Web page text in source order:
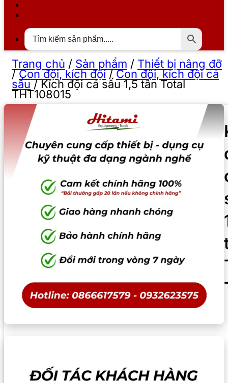
Trang chủ / Sản phẩm / Thiết bị nâng đỡ
/Con đội, kích đội/Con đội, kích đội cá
sấu/Kích đội cá sấu 1,5 tấn Total
THT108015